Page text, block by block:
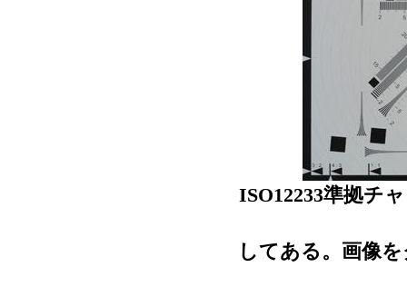
ISO12233準拠チ
してある。画像